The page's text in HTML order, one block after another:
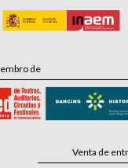
de
Venta de